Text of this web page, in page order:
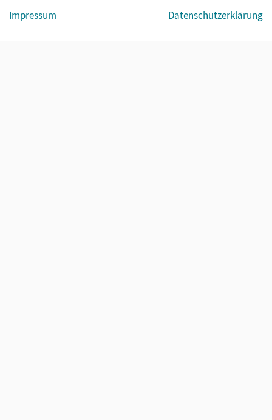
© Cornelsen Verlag 2026
Impressum Datenschutzerklärung